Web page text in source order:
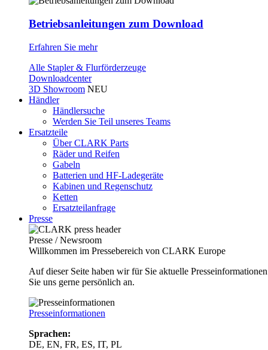
Betriebsanleitungen zum Download
Erfahren Sie mehr
Alle Stapler & Flurförderzeuge
Downloadcenter
3D Showroom NEU
Händler
Händlersuche
Werden Sie Teil unseres Teams
Ersatzteile
Über CLARK Parts
Räder und Reifen
Gabeln
Batterien und HF-Ladegeräte
Kabinen und Regenschutz
Ketten
Ersatzteilanfrage
Presse
Presse / Newsroom
Willkommen im Pressebereich von CLARK Europe
Auf dieser Seite haben wir für Sie aktuelle
Sie uns gerne persönlich an.
Presseinformationen
Sprachen:
DE, EN, FR, ES, IT, PL